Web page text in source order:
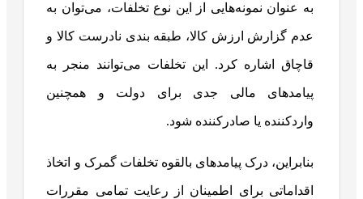
به عنوان نمونه‌هایی از این نوع تخلفات، می‌توان به
عدم گزارش ارزش کالا، طبقه بندی نادرست کالا و
قاچاق اشاره کرد. این تخلفات می‌توانند منجر به
پیامدهای مالی جدی برای دولت و همچنین
واردکننده یا صادرکننده شود.
بنابراین، درک پیامدهای بالقوه تخلفات گمرک و اتخاذ
اقداماتی برای اطمینان از رعایت تمامی مقررات